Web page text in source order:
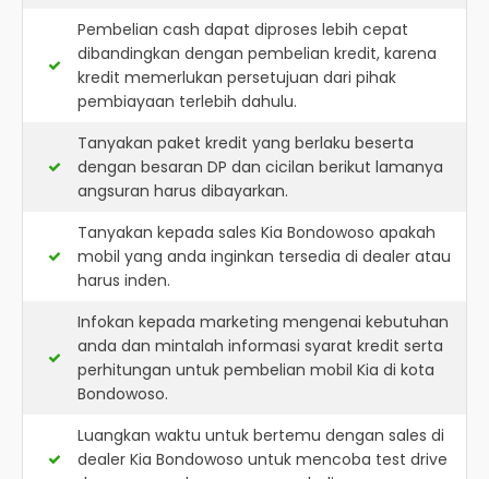
Pembelian cash dapat diproses lebih cepat
dibandingkan dengan pembelian kredit, karena
kredit memerlukan persetujuan dari pihak
pembiayaan terlebih dahulu.
Tanyakan paket kredit yang berlaku beserta
dengan besaran DP dan cicilan berikut lamanya
angsuran harus dibayarkan.
Tanyakan kepada sales Kia Bondowoso apakah
mobil yang anda inginkan tersedia di dealer atau
harus inden.
Infokan kepada marketing mengenai kebutuhan
anda dan mintalah informasi syarat kredit serta
perhitungan untuk pembelian mobil Kia di kota
Bondowoso.
Luangkan waktu untuk bertemu dengan sales di
dealer Kia Bondowoso untuk mencoba test drive